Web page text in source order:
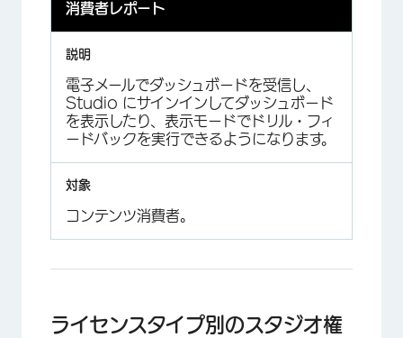
消費者レポート
電子メールでダッシュボードを受信し、
Studio にサインインしてダッシュボード
を表示したり、表示モードでドリル・フィ
ードバックを実行できるようになります。
コンテンツ消費者。
ライセンスタイプ別のスタジオ権